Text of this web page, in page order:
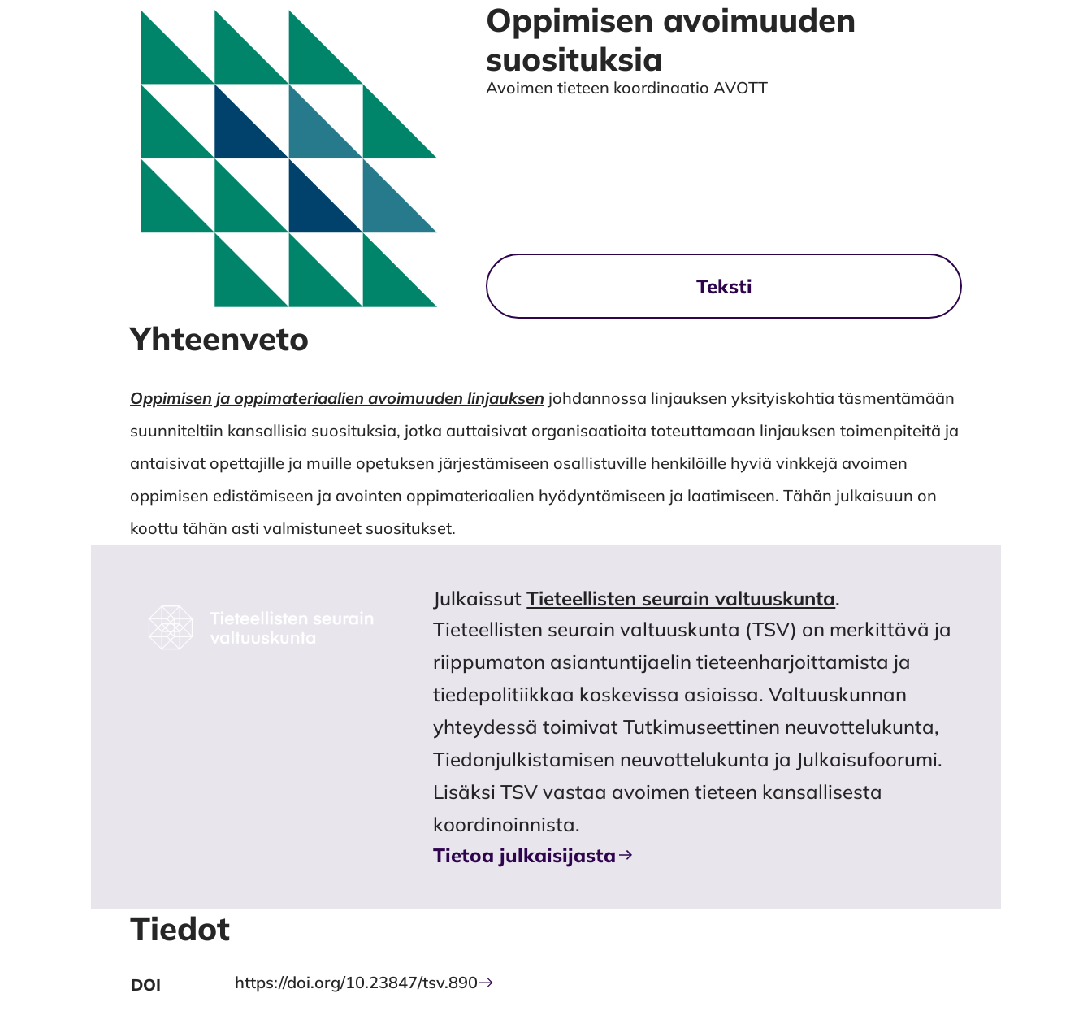
Oppimisen avoimuuden
suosituksia
Avoimen tieteen koordinaatio AVOTT
Tiedostolataukset
Teksti
Yhteenveto
Oppimisen ja oppimateriaalien avoimuuden linjauksen johdannossa linjauksen yksityiskohtia täsmentämään
suunniteltiin kansallisia suosituksia, jotka auttaisivat organisaatioita toteuttamaan linjauksen toimenpiteitä ja
antaisivat opettajille ja muille opetuksen järjestämiseen osallistuville henkilöille hyviä vinkkejä avoimen
oppimisen edistämiseen ja avointen oppimateriaalien hyödyntämiseen ja laatimiseen. Tähän julkaisuun on
koottu tähän asti valmistuneet suositukset.
JulkaissutTieteellisten seurain valtuuskunta.
Tieteellisten seurain valtuuskunta (TSV) on merkittävä ja
riippumaton asiantuntijaelin tieteenharjoittamista ja
tiedepolitiikkaa koskevissa asioissa. Valtuuskunnan
yhteydessä toimivat Tutkimuseettinen neuvottelukunta,
Tiedonjulkistamisen neuvottelukunta ja Julkaisufoorumi.
Lisäksi TSV vastaa avoimen tieteen kansallisesta
koordinoinnista.
Tietoa julkaisijasta
Tiedot
DOI https://doi.org/10.23847/tsv.890